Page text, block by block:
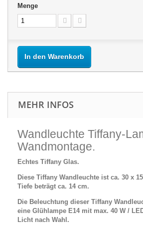
Menge
In den Warenkorb
MEHR INFOS
Wandleuchte Tiffany-
Wandmontage.
Echtes Tiffany Glas.
Diese Tiffany Wandleuchte ist ca. 30 x
Tiefe beträgt ca. 14 cm.
Die Beleuchtung dieser Tiffany
eine Glühlampe E14 mit max. 40 W /
Licht nach Wahl.